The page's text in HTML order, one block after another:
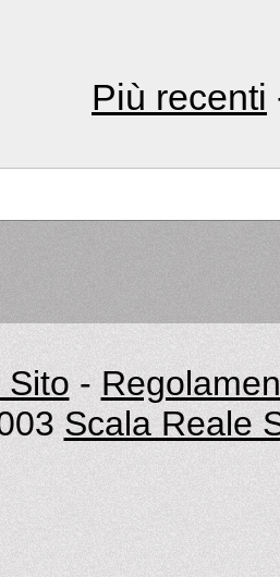
Più recenti
Sito -
Scala Reale